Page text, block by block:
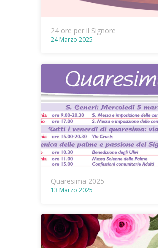
24 ore per il Signore
24 Marzo 2025
Quaresima 2025
13 Marzo 2025